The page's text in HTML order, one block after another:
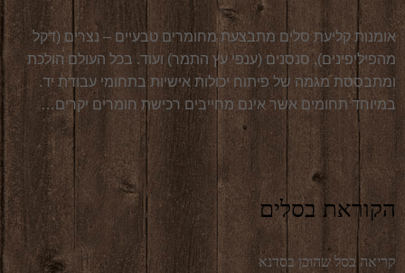
אומנות קליעת סלים מתבצעת מחומרים טבעיים – נצרים (דקל
מהפיליפינים), סנסנים (ענפי עץ התמר) ועוד. בכל העולם הולכת
ומתבססת מגמה של פיתוח יכולות אישיות בתחומי עבודת יד.
במיוחד תחומים אשר אינם מחייבים רכישת חומרים יקרים…
המשיכו לקרוא
הקוראת בסלים
קריאה בסל שהוכן בסדנא